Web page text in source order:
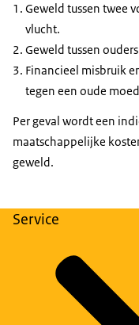
Geweld tussen twee
vlucht.
Geweld tussen
Financieel misbruik
tegen een oude
Per geval wordt een
maatschappelijke
geweld.
Service